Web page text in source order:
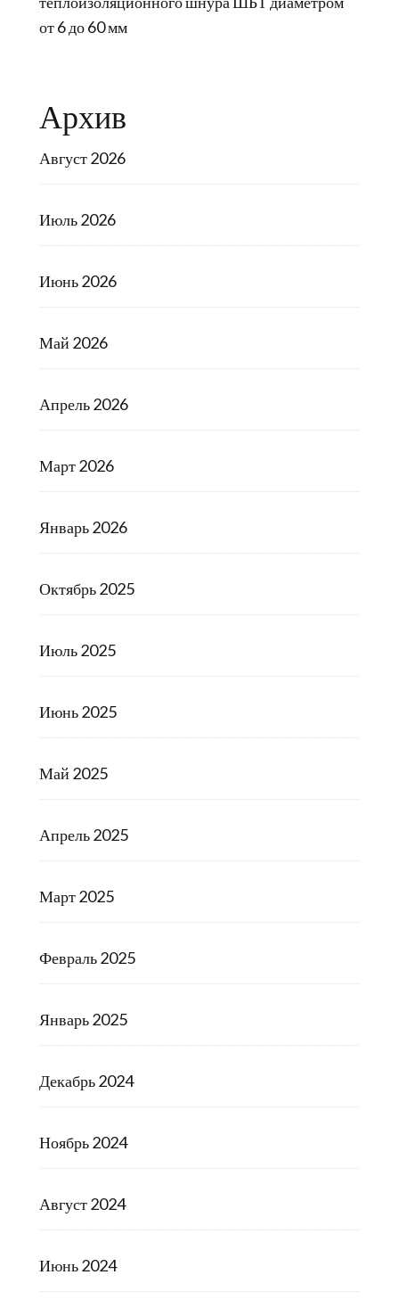
от 6 до 60 мм
Архив
Август 2026
Июль 2026
Июнь 2026
Май 2026
Апрель 2026
Март 2026
Январь 2026
Октябрь 2025
Июль 2025
Июнь 2025
Май 2025
Апрель 2025
Март 2025
Февраль 2025
Январь 2025
Декабрь 2024
Ноябрь 2024
Август 2024
Июнь 2024